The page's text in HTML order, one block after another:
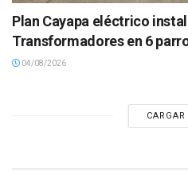
Plan Cayapa eléctrico
Transformadores en 6
04/08/2026